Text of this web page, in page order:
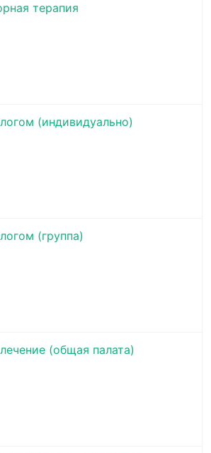
терапия
(индивидуально)
(группа)
(общая палата)